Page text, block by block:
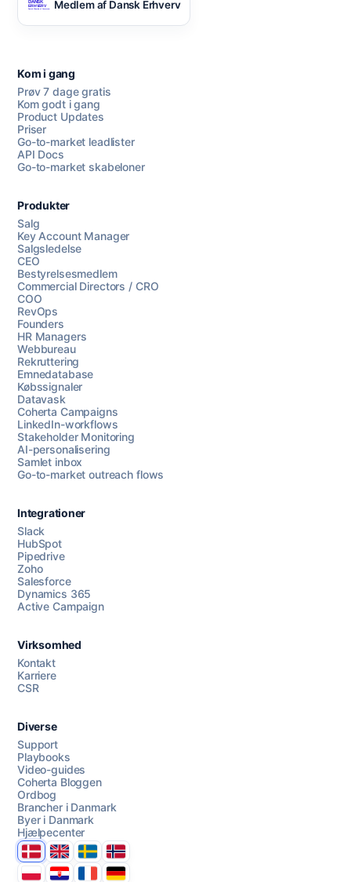
Chat med os
AI Campaign Assist
Medlem af Dansk Erhverv
Kom i gang
Prøv 7 dage gratis
Kom godt i gang
Product Updates
Priser
Go-to-market leadlister
API Docs
Go-to-market skabeloner
Produkter
Salg
Key Account Manager
Salgsledelse
CEO
Bestyrelsesmedlem
Commercial Directors / CRO
COO
RevOps
Founders
HR Managers
Webbureau
Rekruttering
Emnedatabase
Købssignaler
Datavask
Coherta Campaigns
LinkedIn-workflows
Stakeholder Monitoring
AI-personalisering
Samlet inbox
Go-to-market outreach flows
Integrationer
Slack
HubSpot
Pipedrive
Zoho
Salesforce
Dynamics 365
Active Campaign
Virksomhed
Kontakt
Karriere
CSR
Diverse
Support
Playbooks
Video-guides
Coherta Bloggen
Ordbog
Brancher i Danmark
Byer i Danmark
Hjælpecenter
DanmarkUnited Kingdom
SverigeNorge
PolskaHrvatskaFranceDeutschland